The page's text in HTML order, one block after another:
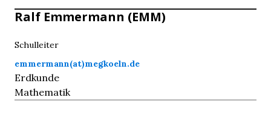
Ralf Emmermann (EMM)
Schulleiter
emmermann(at)megkoeln.de
Erdkunde
Mathematik